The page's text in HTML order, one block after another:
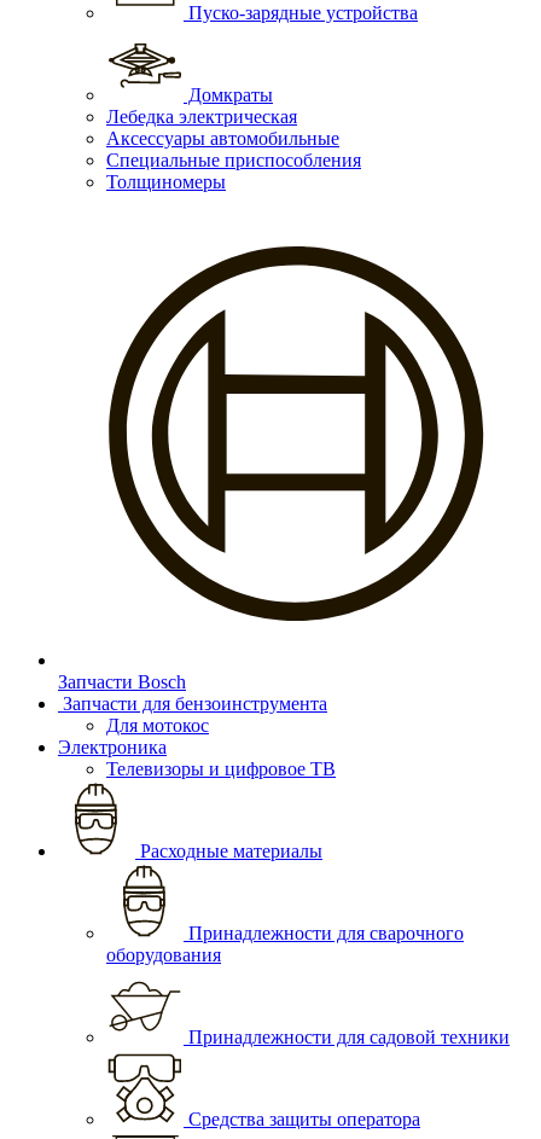
Пуско-зарядные устройства
Домкраты
Лебедка электрическая
Аксессуары автомобильные
Специальные приспособления
Толщиномеры
Запчасти Bosch
Запчасти для бензоинструмента
Для мотокос
Электроника
Телевизоры и цифровое ТВ
Расходные материалы
Принадлежности для сварочного
оборудования
Принадлежности для садовой техники
Средства защиты оператора